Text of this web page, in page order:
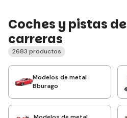
Coches y pistas de
carreras
2683 productos
Modelos de metal
Bburago